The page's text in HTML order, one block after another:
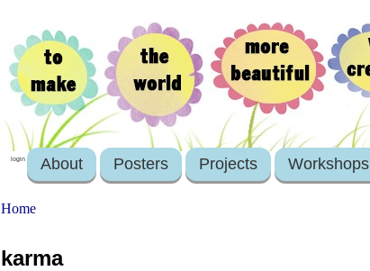
login About Posters Projects Workshops
Home
karma